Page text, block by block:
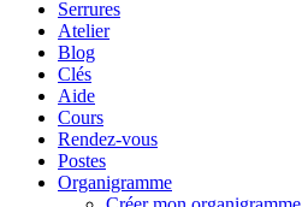
Serrures
Atelier
Blog
Clés
Aide
Cours
Rendez-vous
Postes
Organigramme